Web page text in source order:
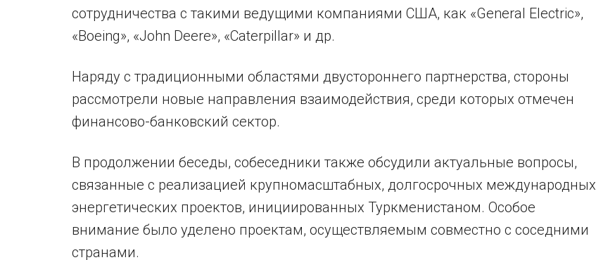
сотрудничества с такими ведущими компаниями США, как «General Electric»,
«Boeing», «John Deere», «Caterpillar» и др.
Наряду с традиционными областями двустороннего партнерства, стороны
рассмотрели новые направления взаимодействия, среди которых отмечен
финансово-банковский сектор.
В продолжении беседы, собеседники также обсудили актуальные вопросы,
связанные с реализацией крупномасштабных, долгосрочных международных
энергетических проектов, инициированных Туркменистаном. Особое
внимание было уделено проектам, осуществляемым совместно с соседними
странами.